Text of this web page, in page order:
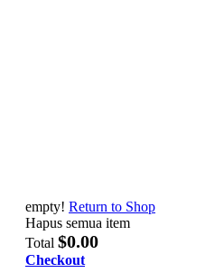
empty! Return to Shop
Hapus semua item
Total $0.00
Checkout